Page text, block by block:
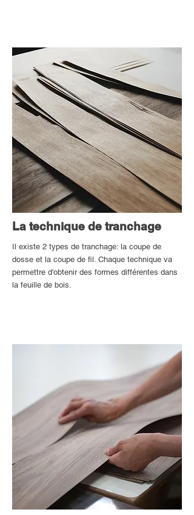
La technique de tranchage
Il existe 2 types de tranchage: la coupe de
dosse et la coupe de fil. Chaque technique va
permettre d'obtenir des formes différentes dans
la feuille de bois.